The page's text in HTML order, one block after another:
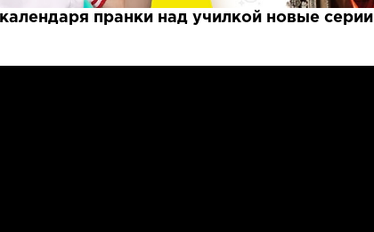
пранки над училкой новые серии